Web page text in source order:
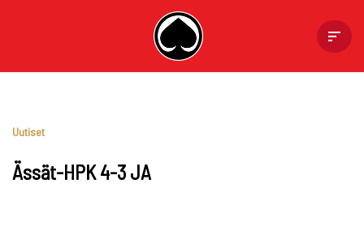
Ässät-HPK 4-3 JA
Uutiset